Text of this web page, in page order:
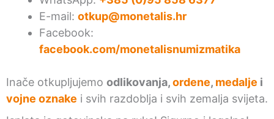
E-mail: otkup@monetalis.hr
Facebook:
facebook.com/monetalisnumizmatika
Inače otkupljujemo odlikovanja,ordene, medalje i
vojne oznake i svih razdoblja i svih zemalja svijeta.